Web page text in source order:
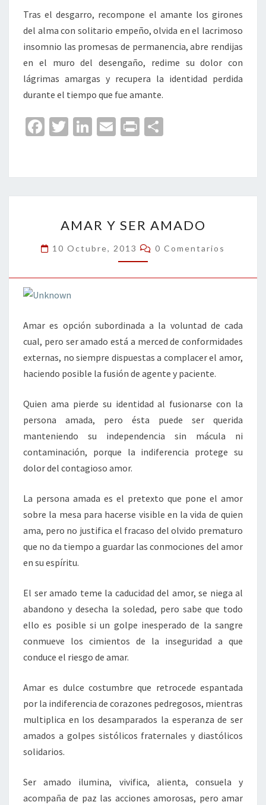
Tras el desgarro, recompone el amante los girones
del alma con solitario empeño, olvida en el lacrimoso
insomnio las promesas de permanencia, abre rendijas
en el muro del desengaño, redime su dolor con
lágrimas amargas y recupera la identidad perdida
durante el tiempo que fue amante.
Fa
o
o
T
er
Li
dI
n
E
l
Pr
p
ar
tir
Y
SER
AMADO
AMAR Y SER AMADO
10 Octubre, 2013 Comentarios
0 Comentarios
Amar es opción subordinada a la voluntad de cada
cual, pero ser amado está a merced de conformidades
externas, no siempre dispuestas a complacer el amor,
haciendo posible la fusión de agente y paciente.
Quien ama pierde su identidad al fusionarse con la
persona amada, pero ésta puede ser querida
manteniendo su independencia sin mácula ni
contaminación, porque la indiferencia protege su
dolor del contagioso amor.
La persona amada es el pretexto que pone el amor
sobre la mesa para hacerse visible en la vida de quien
ama, pero no justifica el fracaso del olvido prematuro
que no da tiempo a guardar las conmociones del amor
en su espíritu.
El ser amado teme la caducidad del amor, se niega al
abandono y desecha la soledad, pero sabe que todo
ello es posible si un golpe inesperado de la sangre
conmueve los cimientos de la inseguridad a que
conduce el riesgo de amar.
Amar es dulce costumbre que retrocede espantada
por la indiferencia de corazones pedregosos, mientras
multiplica en los desamparados la esperanza de ser
amados a golpes sistólicos fraternales y diastólicos
solidarios.
Ser amado ilumina, vivifica, alienta, consuela y
acompaña de paz las acciones amorosas, pero amar